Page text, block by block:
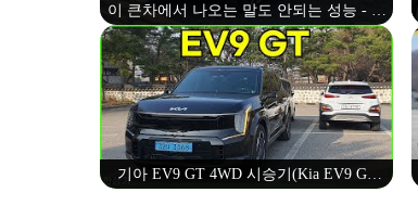
이 큰차에서 나오는 말도 안되는 성능 - 기
아 EV9 GT 시승기
기아 EV9 GT 4WD 시승기(Kia EV9 GT